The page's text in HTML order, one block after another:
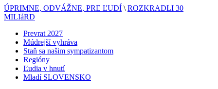
ÚPRIMNE, ODVÁŽNE, PRE ĽUDÍ \ ROZKRADLI 30
MILIáRD
Prevrat 2027
Múdrejší vyhráva
Staň sa našim sympatizantom
Regióny
Ľudia v hnutí
Mladí SLOVENSKO